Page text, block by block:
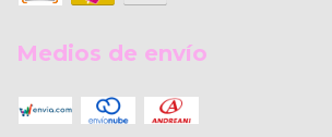
Medios de envío